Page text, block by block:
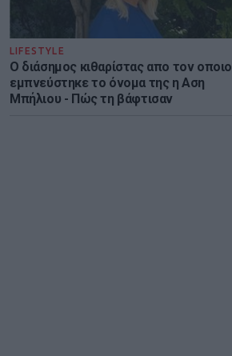
LIFESTYLE
Ο διάσημος κιθαρίστας απο τον οποιο
εμπνεύστηκε το όνομα της η Αση
Μπήλιου - Πώς τη βάφτισαν